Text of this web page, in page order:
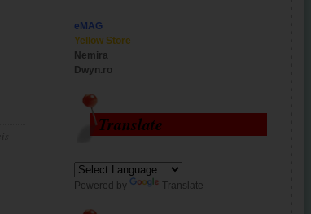
eMAG
Yellow Store
Nemira
Dwyn.ro
Translate
Powered by Translate